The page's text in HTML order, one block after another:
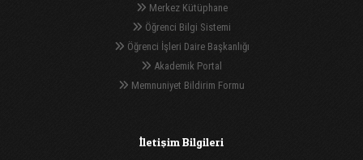
Merkez Kütüphane
Öğrenci Bilgi Sistemi
Öğrenci İşleri Daire Başkanlığı
Akademik Portal
Memnuniyet Bildirim Formu
İletişim Bilgileri